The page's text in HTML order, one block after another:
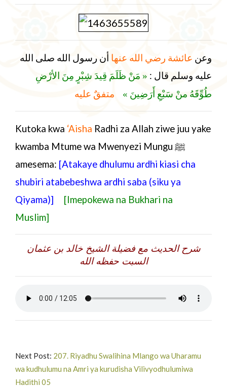
وعن عائشة رضي الله عنها أن رسول الله صلى الله
عليه وسلم قال : « مَنْ ظَلَمَ قِيدَ شِبْرٍ مِنَ الأرْضِ
طُوِّقَهُ منْ سَبْعِ أَرَضِينَ » متفقٌ عليه
Kutoka kwa ‘Aisha Radhi za Allah ziwe juu yake
kwamba Mtume wa Mwenyezi Mungu
amesema: [Atakaye dhulumu ardhi kiasi cha
shubiri atabebeshwa ardhi saba (siku ya
Qiyama)]
[Imepokewa na Bukhari na
Muslim]
شرح الحديث مع فضيلة الشيخ خالد بن عثمان
السبت حفظه الله
Next Post: 207. Riyadhu Swalihina Mlango wa Uharamu
wa kudhulumu na Amri ya kurudisha Vilivyodhulumiwa
Hadithi 05